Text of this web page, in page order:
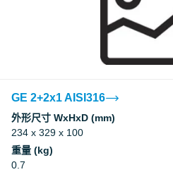
GE 2+2x1 AISI316
外形尺寸 WxHxD (mm)
234 x 329 x 100
重量 (kg)
0.7